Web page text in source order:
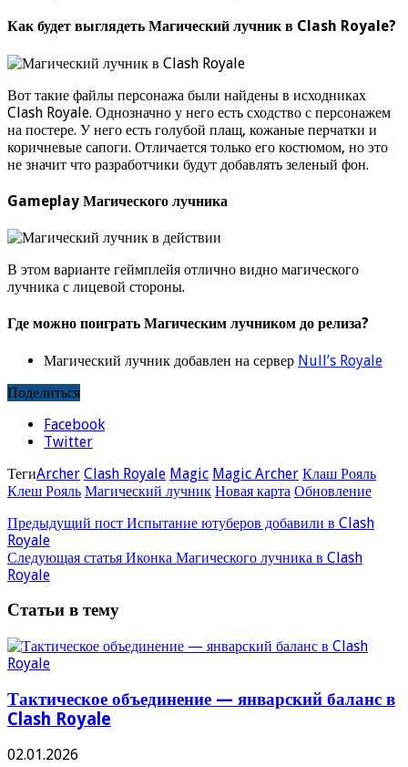
Как будет выглядеть Магический лучник в Clash Royale?
Вот такие файлы персонажа были найдены в исходниках
Clash Royale. Однозначно у него есть сходство с персонажем
на постере. У него есть голубой плащ, кожаные перчатки и
коричневые сапоги. Отличается только его костюмом, но это
не значит что разработчики будут добавлять зеленый фон.
Gameplay Магического лучника
В этом варианте геймплейя отлично видно магического
лучника с лицевой стороны.
Где можно поиграть Магическим лучником до релиза?
Магический лучник добавлен на сервер Null’s Royale
Поделиться
Facebook
Twitter
ТегиArcher Clash Royale Magic Magic Archer Клаш Рояль
Клеш Рояль Магический лучник Новая карта Обновление
Предыдущий пост Испытание ютуберов добавили в Clash
Royale
Следующая статья Иконка Магического лучника в Clash
Royale
Статьи в тему
Тактическое объединение — январский баланс в
Clash Royale
02.01.2026